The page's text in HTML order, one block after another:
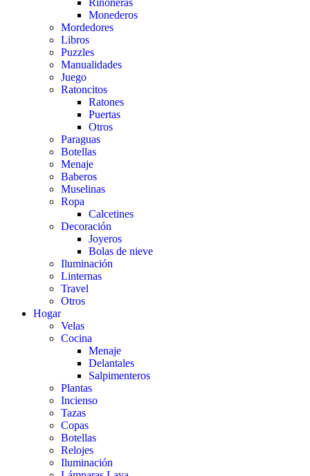
Riñoneras
Monederos
Mordedores
Libros
Puzzles
Manualidades
Juego
Ratoncitos
Ratones
Puertas
Otros
Paraguas
Botellas
Menaje
Baberos
Muselinas
Ropa
Calcetines
Decoración
Joyeros
Bolas de nieve
Iluminación
Linternas
Travel
Otros
Hogar
Velas
Cocina
Menaje
Delantales
Salpimenteros
Plantas
Incienso
Tazas
Copas
Botellas
Relojes
Iluminación